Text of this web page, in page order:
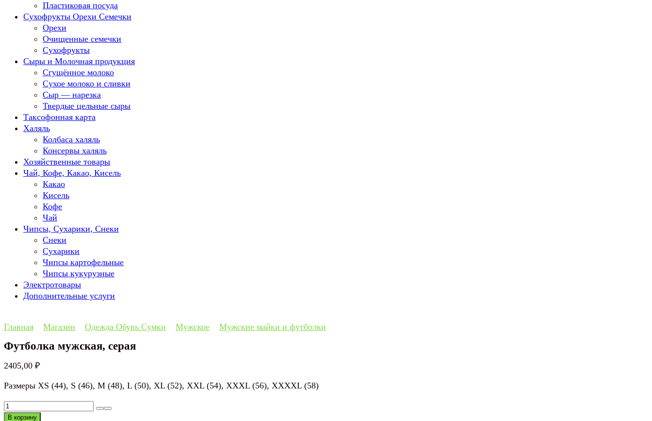
Пластиковая посуда
Сухофрукты Орехи Семечки
Орехи
Очищенные семечки
Сухофрукты
Сыры и Молочная продукция
Сгущённое молоко
Сухое молоко и сливки
Сыр — нарезка
Твердые цельные сыры
Таксофонная карта
Халяль
Колбаса халяль
Консервы халяль
Хозяйственные товары
Чай, Кофе, Какао, Кисель
Какао
Кисель
Кофе
Чай
Чипсы, Сухарики, Снеки
Снеки
Сухарики
Чипсы картофельные
Чипсы кукурузные
Электротовары
Дополнительные услуги
Главная Магазин Одежда Обувь Сумки Мужское Мужские майки и футболки
Футболка мужская, серая
2405,00 ₽
Размеры XS (44), S (46), M (48), L (50), XL (52), XXL (54), XXXL (56), XXXXL (58)
Количество
товара
В корзину